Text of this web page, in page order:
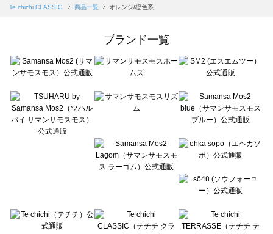
Samansa Mos2 blue（サマンサモスモス ブルー）の一覧
Te chichi（テチチ）の一覧
Te chichi CLASSIC（テチチ クラシック）の一覧
Lugnoncure（ルノンキュール）の一覧
BETTY'S BLUE（べティーズブルー）の一覧
Wpc.（ワールドパーティー）の一覧
Te chichi CLASSIC 商品一覧 オレンジ/橙色系
ブランド一覧